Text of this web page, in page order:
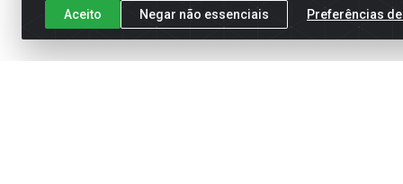
Aceito Negar não essenciais Preferências